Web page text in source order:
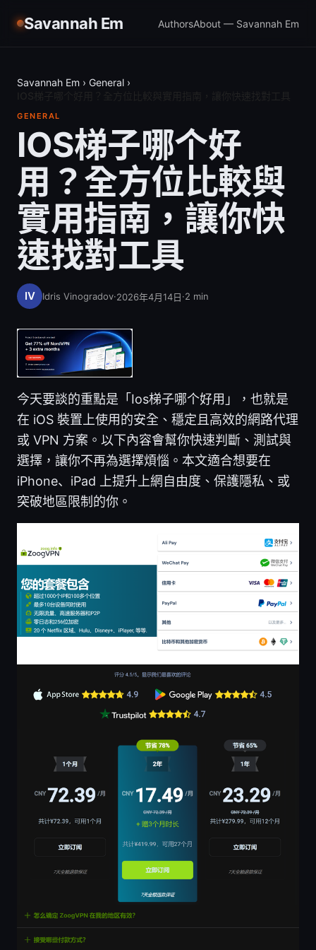
Savannah Em AuthorsAbout — Savannah Em
Savannah Em › General ›
GENERAL
IOS梯子哪个好
用？全方位比較與
實用指南，讓你快
速找對工具
Idris Vinogradov·2026年4月14日·2 min
今天要談的重點是「Ios梯子哪个好用」，也就是
在 iOS 裝置上使用的安全、穩定且高效的網路代理
或 VPN 方案。以下內容會幫你快速判斷、測試與
選擇，讓你不再為選擇煩惱。本文適合想要在
iPhone、iPad 上提升上網自由度、保護隱私、或
突破地區限制的你。